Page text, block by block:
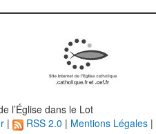
l’Église dans le Lot
| RSS 2.0 | Mentions Légales |